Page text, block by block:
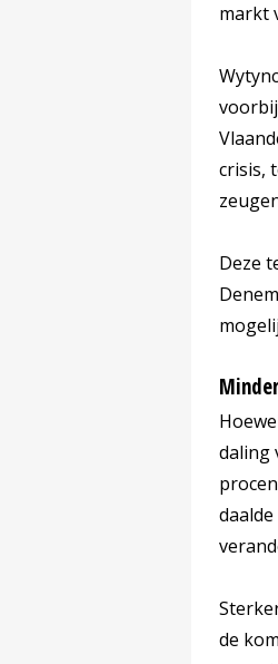
markt
crisis,
Deze
daling
de